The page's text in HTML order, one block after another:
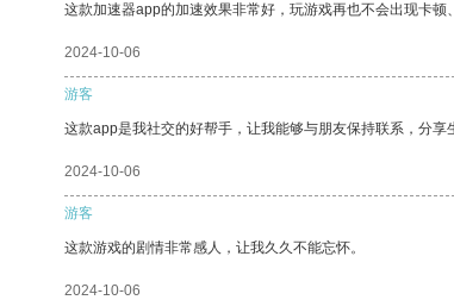
这款加速器app的加速效果非常好，玩游戏再也不会出现卡
2024-10-06
游客
这款app是我社交的好帮手，让我能够与朋友保持联系，分享
2024-10-06
游客
这款游戏的剧情非常感人，让我久久不能忘怀。
2024-10-06